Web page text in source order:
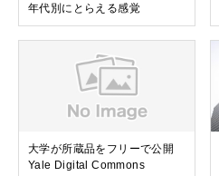
年代別にとらえる感覚
大学が所蔵品をフリーで公開
Yale Digital Commons